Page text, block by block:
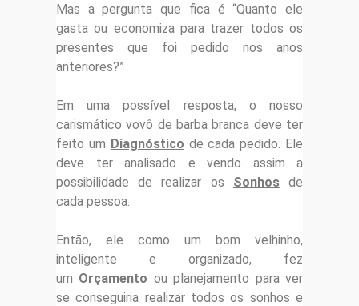
Mas a pergunta que fica é “Quanto ele
gasta ou economiza para trazer todos os
presentes que foi pedido nos anos
anteriores?”
Em uma possível resposta, o nosso
carismático vovô de barba branca deve ter
feito um Diagnóstico de cada pedido. Ele
deve ter analisado e vendo assim a
possibilidade de realizar os Sonhosde
cada pessoa.
Então, ele como um bom velhinho,
inteligente e organizado, fez
um Orçamento ou planejamento para ver
se conseguiria realizar todos os sonhos e